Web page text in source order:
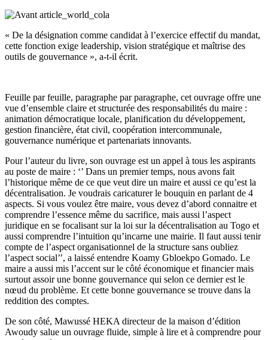
« De la désignation comme candidat à l’exercice effectif du mandat,
cette fonction exige leadership, vision stratégique et maîtrise des
outils de gouvernance », a-t-il écrit.
Feuille par feuille, paragraphe par paragraphe, cet ouvrage offre une
vue d’ensemble claire et structurée des responsabilités du maire :
animation démocratique locale, planification du développement,
gestion financière, état civil, coopération intercommunale,
gouvernance numérique et partenariats innovants.
Pour l’auteur du livre, son ouvrage est un appel à tous les aspirants
au poste de maire : ‘’ Dans un premier temps, nous avons fait
l’historique même de ce que veut dire un maire et aussi ce qu’est la
décentralisation. Je voudrais caricaturer le bouquin en parlant de 4
aspects. Si vous voulez être maire, vous devez d’abord connaitre et
comprendre l’essence même du sacrifice, mais aussi l’aspect
juridique en se focalisant sur la loi sur la décentralisation au Togo et
aussi comprendre l’intuition qu’incarne une mairie. Il faut aussi tenir
compte de l’aspect organisationnel de la structure sans oubliez
l’aspect social’’, a laissé entendre Koamy Gbloekpo Gomado. Le
maire a aussi mis l’accent sur le côté économique et financier mais
surtout assoir une bonne gouvernance qui selon ce dernier est le
nœud du problème. Et cette bonne gouvernance se trouve dans la
reddition des comptes.
De son côté, Mawussé HEKA directeur de la maison d’édition
Awoudy salue un ouvrage fluide, simple à lire et à comprendre pour